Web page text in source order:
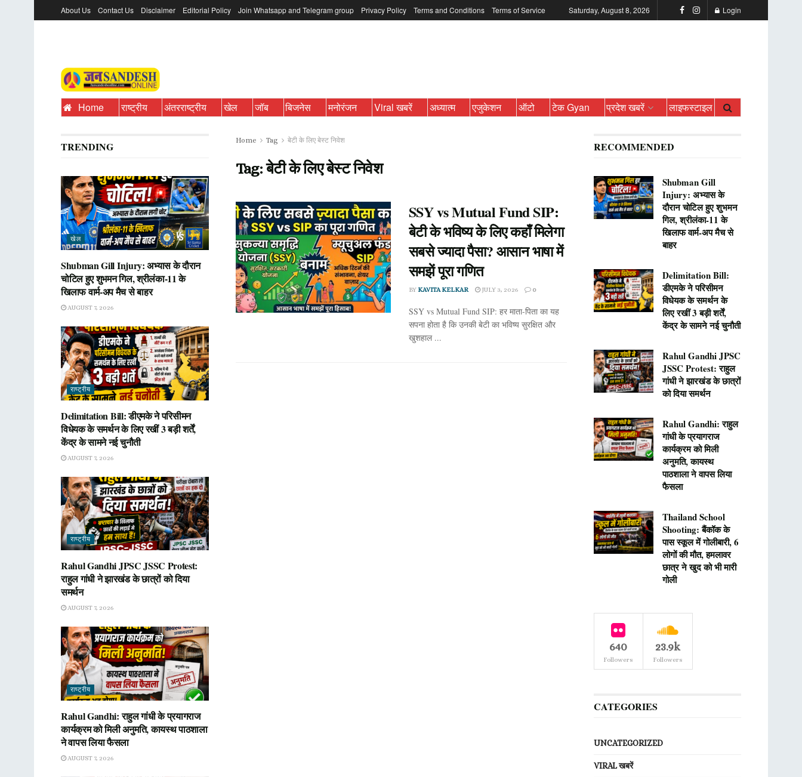
About Us Contact Us Disclaimer Editorial Policy Join Whatsapp and Telegram group Privacy Policy Terms and Conditions Terms of Service Saturday, August 8, 2026 Login
Home राष्ट्रीय अंतरराष्ट्रीय खेल जॉब बिजनेस मनोरंजन Viral खबरें अध्यात्म एजुकेशन ऑटो टेक Gyan प्रदेश खबरें लाइफस्टाइल
Home Tag बेटी के लिए बेस्ट निवेश
Tag:बेटी के लिए बेस्ट निवेश
SSY vs Mutual Fund SIP:
बेटी के भविष्य के लिए कहाँ मिलेगा
सबसे ज्यादा पैसा? आसान भाषा में
समझें पूरा गणित
BY KAVITA KELKAR JULY 3, 2026 0
SSY vs Mutual Fund SIP: हर माता-पिता का यह
सपना होता है कि उनकी बेटी का भविष्य सुरक्षित और
खुशहाल ...
TRENDING
खेल
Shubman Gill Injury: अभ्यास के दौरान
चोटिल हुए शुभमन गिल, श्रीलंका-11 के
खिलाफ वार्म-अप मैच से बाहर
AUGUST 7, 2026
राष्ट्रीय
Delimitation Bill: डीएमके ने परिसीमन
विधेयक के समर्थन के लिए रखीं 3 बड़ी शर्तें,
केंद्र के सामने नई चुनौती
AUGUST 7, 2026
राष्ट्रीय
Rahul Gandhi JPSC JSSC Protest:
राहुल गांधी ने झारखंड के छात्रों को दिया
समर्थन
AUGUST 7, 2026
राष्ट्रीय
Rahul Gandhi: राहुल गांधी के प्रयागराज
कार्यक्रम को मिली अनुमति, कायस्थ पाठशाला
ने वापस लिया फैसला
AUGUST 7, 2026
RECOMMENDED
Shubman Gill
Injury: अभ्यास के
दौरान चोटिल हुए शुभमन
गिल, श्रीलंका-11 के
खिलाफ वार्म-अप मैच से
बाहर
Delimitation Bill:
डीएमके ने परिसीमन
विधेयक के समर्थन के
लिए रखीं 3 बड़ी शर्तें,
केंद्र के सामने नई चुनौती
Rahul Gandhi JPSC
JSSC Protest: राहुल
गांधी ने झारखंड के छात्रों
को दिया समर्थन
Rahul Gandhi: राहुल
गांधी के प्रयागराज
कार्यक्रम को मिली
अनुमति, कायस्थ
पाठशाला ने वापस लिया
फैसला
Thailand School
Shooting: बैंकॉक के
पास स्कूल में गोलीबारी, 6
लोगों की मौत, हमलावर
छात्र ने खुद को भी मारी
गोली
640
Followers
23.9k
Followers
CATEGORIES
UNCATEGORIZED
VIRAL खबरें